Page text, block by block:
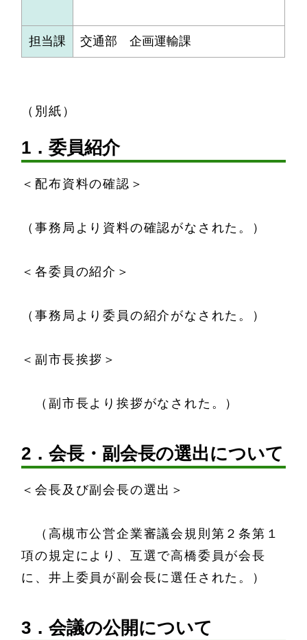
担当課 交通部 企画運輸課
（別紙）
1．委員紹介
＜配布資料の確認＞
（事務局より資料の確認がなされた。）
＜各委員の紹介＞
（事務局より委員の紹介がなされた。）
＜副市長挨拶＞
（副市長より挨拶がなされた。）
2．会長・副会長の選出について
＜会長及び副会長の選出＞
（高槻市公営企業審議会規則第２条第１
項の規定により、互選で高橋委員が会長
に、井上委員が副会長に選任された。）
3．会議の公開について